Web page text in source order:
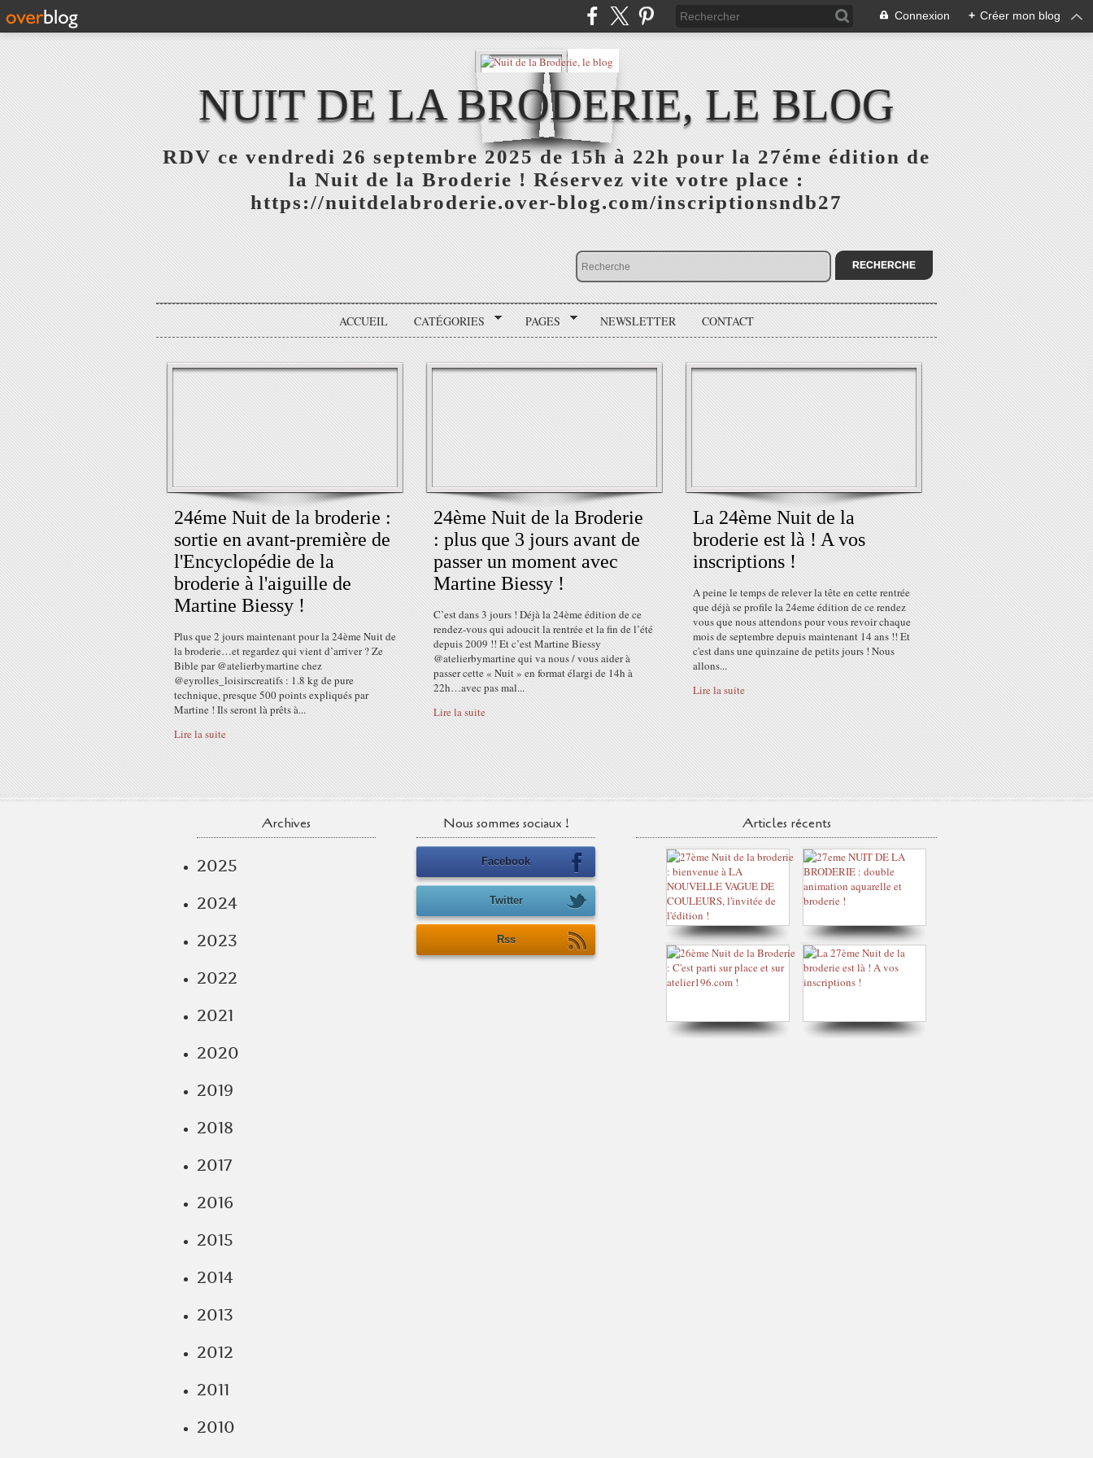
Connexion + Créer mon blog
NUIT DE LA BRODERIE, LE BLOG
RDV ce vendredi 26 septembre 2025 de 15h à 22h pour la 27éme édition de
la Nuit de la Broderie ! Réservez vite votre place :
https://nuitdelabroderie.over-blog.com/inscriptionsndb27
ACCUEIL CATÉGORIES PAGES NEWSLETTER CONTACT
24éme Nuit de la broderie :
sortie en avant-première de
l'Encyclopédie de la
broderie à l'aiguille de
Martine Biessy !
Plus que 2 jours maintenant pour la 24ème Nuit de
la broderie…et regardez qui vient d’arriver ? Ze
Bible par @atelierbymartine chez
@eyrolles_loisirscreatifs : 1.8 kg de pure
technique, presque 500 points expliqués par
Martine ! Ils seront là prêts à...
Lire la suite
24ème Nuit de la Broderie
: plus que 3 jours avant de
passer un moment avec
Martine Biessy !
C’est dans 3 jours ! Déjà la 24ème édition de ce
rendez-vous qui adoucit la rentrée et la fin de l’été
depuis 2009 !! Et c’est Martine Biessy
@atelierbymartine qui va nous / vous aider à
passer cette « Nuit » en format élargi de 14h à
22h…avec pas mal...
Lire la suite
La 24ème Nuit de la
broderie est là ! A vos
inscriptions !
A peine le temps de relever la tête en cette rentrée
que déjà se profile la 24eme édition de ce rendez
vous que nous attendons pour vous revoir chaque
mois de septembre depuis maintenant 14 ans !! Et
c'est dans une quinzaine de petits jours ! Nous
allons...
Lire la suite
Archives
2025
2024
2023
2022
2021
2020
2019
2018
2017
2016
2015
2014
2013
2012
2011
2010
Nous sommes sociaux !
Facebook
Twitter
Rss
Articles récents